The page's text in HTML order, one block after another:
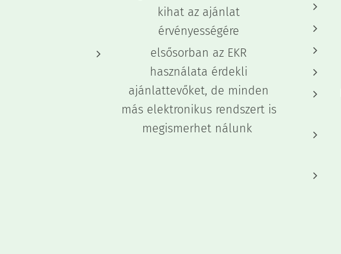
kihat az ajánlat
érvényességére
elsősorban az EKR
használata érdekli
ajánlattevőket, de minden
más elektronikus rendszert is
megismerhet nálunk